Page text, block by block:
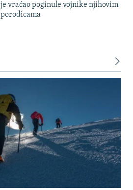
je vraćao poginule vojnike njihovim
porodicama